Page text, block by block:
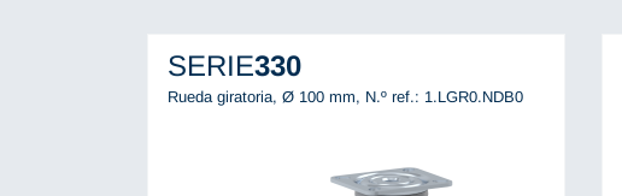
SERIE330
Rueda giratoria, Ø 100 mm, N.º ref.: 1.LGR0.NDB0